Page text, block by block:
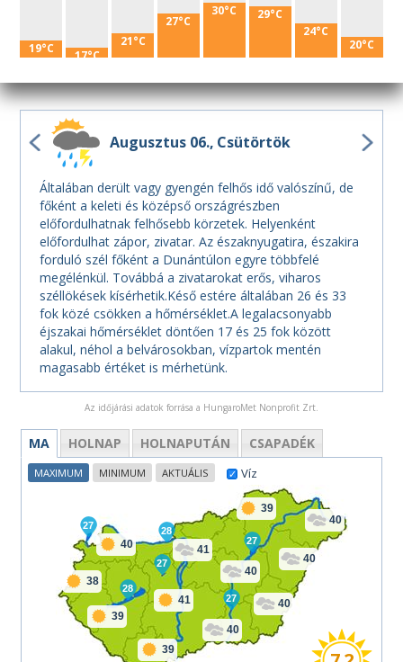
19°C 17°C
21°C
27°C
30°C 29°C
24°C
20°C
Augusztus 06. Csütörtök
Általában derült vagy gyengén felhős idő valószínű, de
főként a keleti és középső országrészben
előfordulhatnak felhősebb körzetek. Helyenként
előfordulhat zápor, zivatar. Az északnyugatira, északira
forduló szél főként a Dunántúlon egyre többfelé
megélénkül. Továbbá a zivatarokat erős, viharos
széllökések kísérhetik.Késő estére általában 26 és 33
fok közé csökken a hőmérséklet.A legalacsonyabb
éjszakai hőmérséklet döntően 17 és 25 fok között
alakul, néhol a belvárosokban, vízpartok mentén
magasabb értéket is mérhetünk.
Az időjárási adatok forrása a HungaroMet Nonprofit Zrt.
MA HOLNAP HOLNAPUTÁN CSAPADÉK
40
38
39
41
39
40
40
41
39
40
40
40
27
28
27
28
27
27
Víz
MAXIMUM MINIMUM AKTUÁLIS